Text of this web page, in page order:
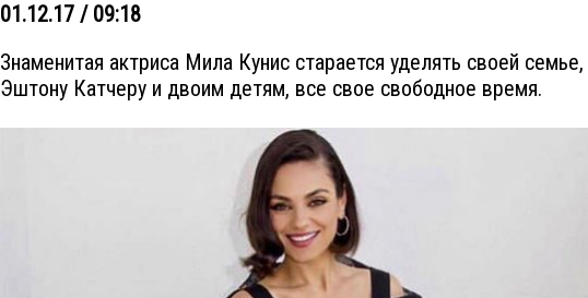
01.12.17 / 09:18
Знаменитая актриса Мила Кунис старается уделять своей семье,
Эштону Катчеру и двоим детям, все свое свободное время.